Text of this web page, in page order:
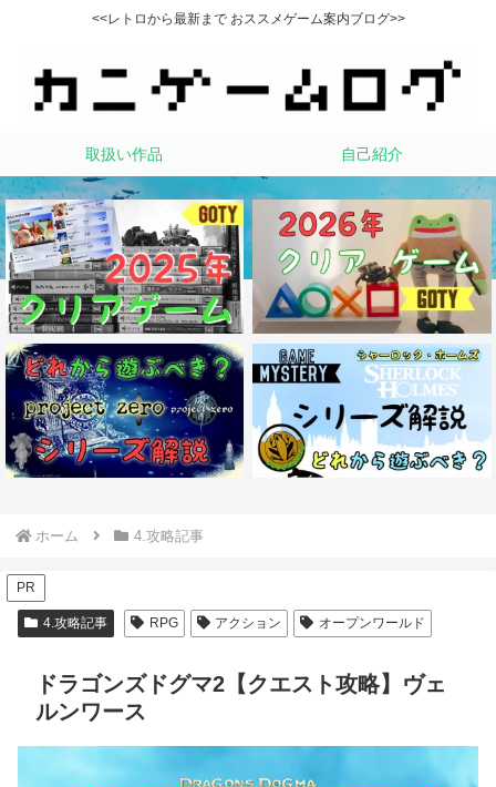
<<レトロから最新まで おススメゲーム案内ブログ>>
取扱い作品 自己紹介
ホーム 4.攻略記事
PR
4.攻略記事 RPG アクション オープンワールド
ドラゴンズドグマ2【クエスト攻略】ヴェ
ルンワース